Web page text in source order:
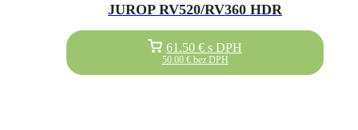
JUROP RV520/RV360 HDR
61.50 € s DPH
50.00 €bez DPH